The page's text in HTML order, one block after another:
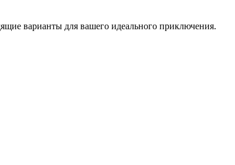
варианты для вашего идеального приключения.